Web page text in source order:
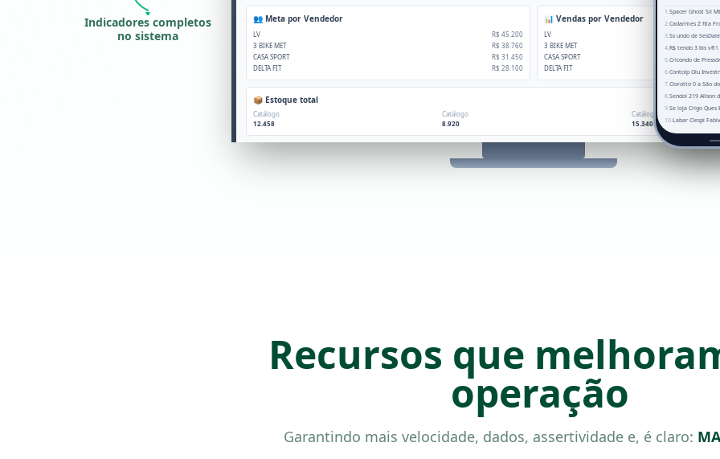
Indicadores completos
no sistema
👥 Meta por Vendedor
LV
R$ 45.200
3 BIKE MET
R$ 38.760
CASA SPORT
R$ 31.450
DELTA FIT
R$ 28.100
📊 Vendas por Vendedor
LV
3 BIKE MET
CASA SPORT
DELTA FIT
📦 Estoque total
Catálogo
12.458
Catálogo
8.920
Catálogo
15.340
1.Spacer Ghost Sil
2.
3.
4.
5.
6.Contolp Olu
7.Clorotto 0 a São
8.
9.
10.
Recursos que
operação
Garantindo mais velocidade, dados, assertividade e, é claro: